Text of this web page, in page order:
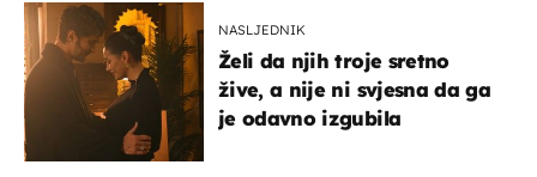
NASLJEDNIK
Želi da njih troje sretno
žive, a nije ni svjesna da ga
je odavno izgubila